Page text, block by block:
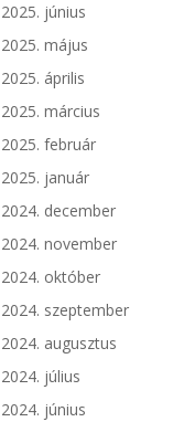
2025. június
2025. május
2025. április
2025. március
2025. február
2025. január
2024. december
2024. november
2024. október
2024. szeptember
2024. augusztus
2024. július
2024. június